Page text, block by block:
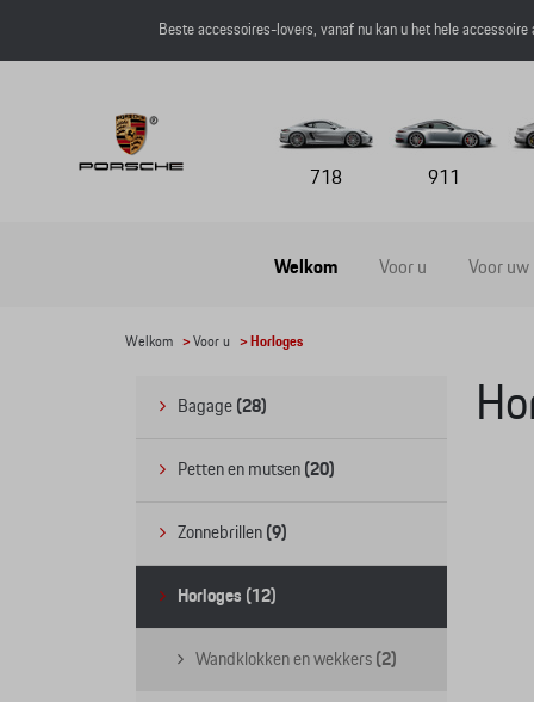
Beste accessoires-lovers, vanaf nu kan u het hele
718 911
Welkom Voor u Voor uw
Welkom >Voor u > Horloges
Bagage (28)
Petten en mutsen (20)
Zonnebrillen (9)
Horloges (12)
Wandklokken en wekkers (2)